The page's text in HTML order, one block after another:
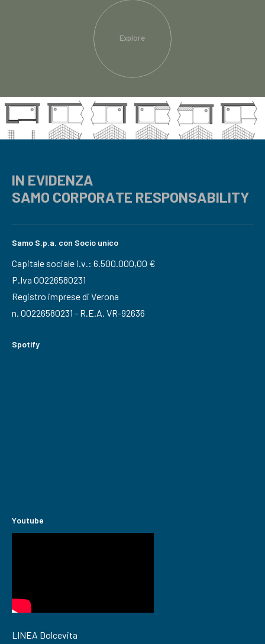
Explore
IN EVIDENZA
SAMO CORPORATE RESPONSABILITY
Samo S.p.a. con Socio unico
Capitale sociale i.v.: 6.500.000,00 €
P.Iva 00226580231
Registro imprese di Verona
n. 00226580231 - R.E.A. VR-92636
Spotify
Youtube
LINEA Dolcevita